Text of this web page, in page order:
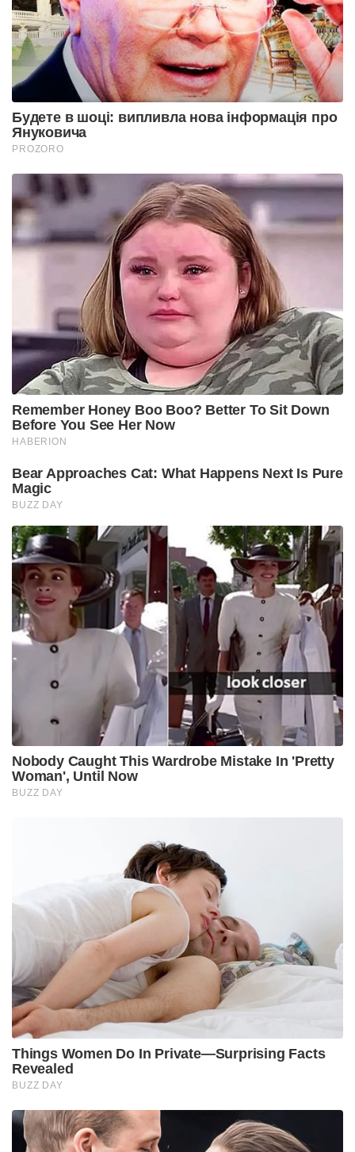
Будете в шоці: випливла нова інформація про
Януковича
PROZORO
Remember Honey Boo Boo? Better To Sit Down
Before You See Her Now
HABERION
Bear Approaches Cat: What Happens Next Is Pure
Magic
BUZZ DAY
Nobody Caught This Wardrobe Mistake In 'Pretty
Woman', Until Now
BUZZ DAY
Things Women Do In Private—Surprising Facts
Revealed
BUZZ DAY